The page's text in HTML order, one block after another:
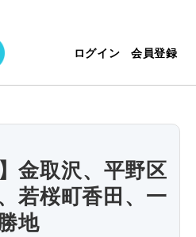
ログイン 会員登録
金取沢、平野区
若桜町香田、一
地